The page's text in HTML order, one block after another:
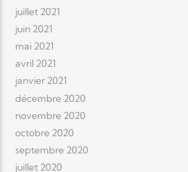
juillet 2021
juin 2021
mai 2021
avril 2021
janvier 2021
décembre 2020
novembre 2020
octobre 2020
septembre 2020
juillet 2020